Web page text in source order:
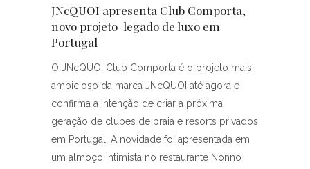
JNcQUOI apresenta Club Comporta,
novo projeto-legado de luxo em
Portugal
O JNcQUOI Club Comporta é o projeto mais
ambicioso da marca JNcQUOI até agora e
confirma a intenção de criar a próxima
geração de clubes de praia e resorts privados
em Portugal. A novidade foi apresentada em
um almoço intimista no restaurante Nonno